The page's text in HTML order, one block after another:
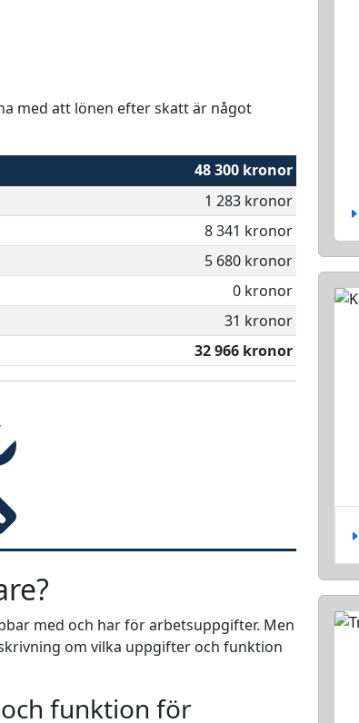
med att lönen efter skatt är något
48 300 kronor
1 283 kronor
8 341 kronor
5 680 kronor
0 kronor
31 kronor
32 966 kronor
med och har för arbetsuppgifter. Men
om vilka uppgifter och funktion
funktion för